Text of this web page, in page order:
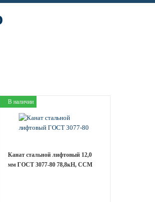
В наличии
Канат стальной лифтовый 12,0
мм ГОСТ 3077-80 78,8кН, ССМ